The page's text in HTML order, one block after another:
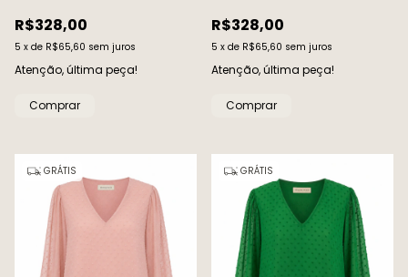
R$328,00
5 x de R$65,60 sem juros
Atenção, última peça!
Comprar
R$328,00
5 x de R$65,60 sem juros
Atenção, última peça!
Comprar
GRÁTIS GRÁTIS